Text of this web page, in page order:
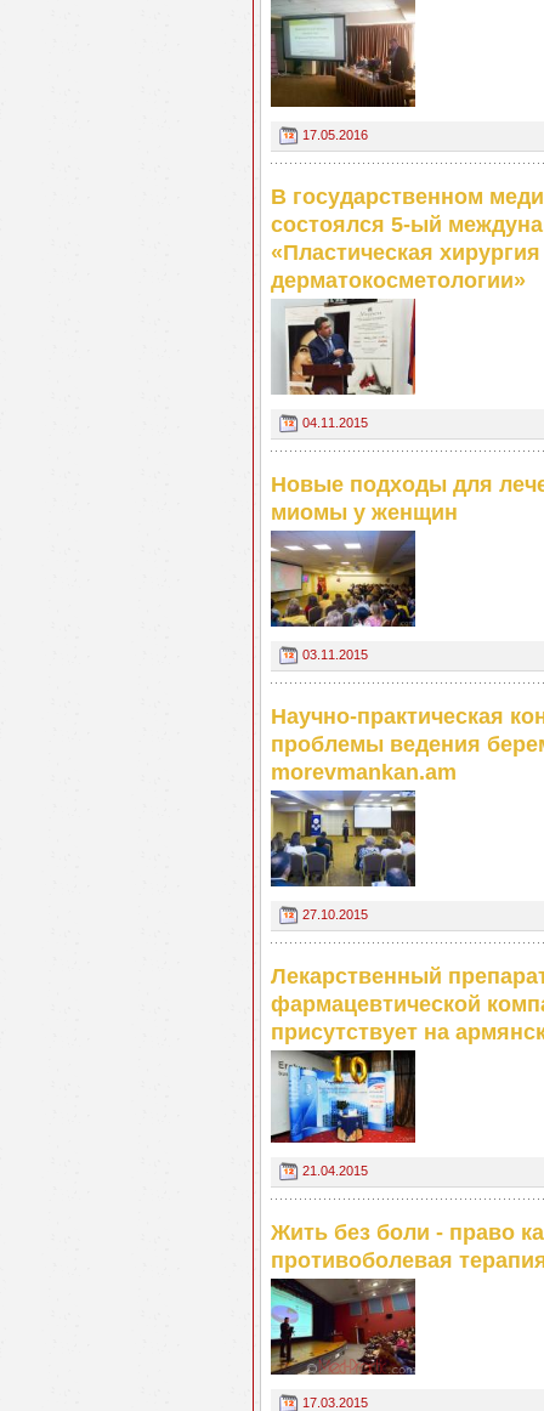
17.05.2016
В государственном
состоялся 5-ый
«Пластическая
дерматокосметологии»
04.11.2015
Новые подходы для
миомы у женщин
03.11.2015
Научно-практическая
проблемы ведения
morevmankan.am
27.10.2015
Лекарственный
фармацевтической
присутствует на
21.04.2015
Жить без боли - право
противоболевая
17.03.2015